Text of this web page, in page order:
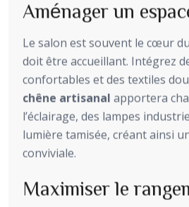
Aménager un
Le salon est souvent le cœur
doit être accueillant. Intégrez
confortables et des textiles
chêne artisanal apportera
l’éclairage, des lampes
lumière tamisée, créant ainsi
conviviale.
Maximiser le